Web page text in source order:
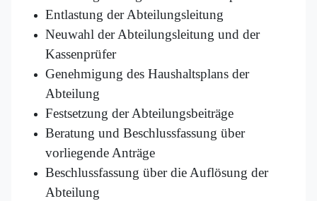
Entlastung der Abteilungsleitung
Neuwahl der Abteilungsleitung und der
Kassenprüfer
Genehmigung des Haushaltsplans der
Abteilung
Festsetzung der Abteilungsbeiträge
Beratung und Beschlussfassung über
vorliegende Anträge
Beschlussfassung über die Auflösung der
Abteilung